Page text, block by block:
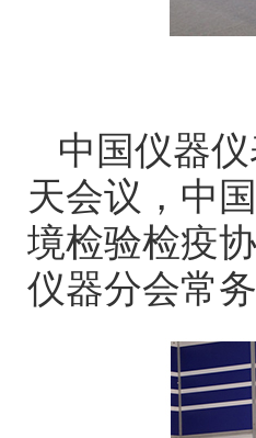
中国仪器
天会议，中
境检验检疫
仪器分会常